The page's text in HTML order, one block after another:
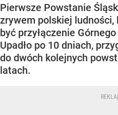
Pierwsze Powstanie
zrywem polskiej ludności,
być przyłączenie
Upadło po 10 dniach,
do dwóch kolejnych
latach.